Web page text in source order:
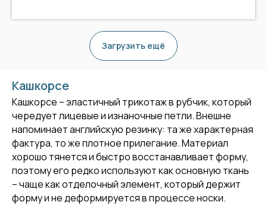
Загрузить ещё
Кашкорсе
Кашкорсе – эластичный трикотаж в рубчик, который
чередует лицевые и изнаночные петли. Внешне
напоминает английскую резинку: та же характерная
фактура, то же плотное прилегание. Материал
хорошо тянется и быстро восстанавливает форму,
поэтому его редко используют как основную ткань
– чаще как отделочный элемент, который держит
форму и не деформируется в процессе носки.